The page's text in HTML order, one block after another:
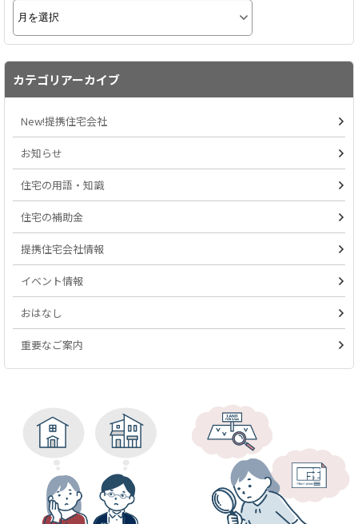
カテゴリアーカイブ
New!提携住宅会社
お知らせ
住宅の用語・知識
住宅の補助金
提携住宅会社情報
イベント情報
おはなし
重要なご案内